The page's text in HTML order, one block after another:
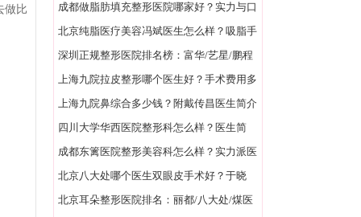
做比
成都做脂肪填充整形医院哪家好？实力与口
碑并存医院一览
北京纯脂医疗美容冯斌医生怎么样？吸脂手
术价格：20000元起/单部位
深圳正规整形医院排名榜：富华/艺星/鹏程
等口碑技术好！
上海九院拉皮整形哪个医生好？手术费用多
少?价格，口碑一览
上海九院鼻综合多少钱？附戴传昌医生简介
+预约攻略及价格
四川大学华西医院整形科怎么样？医生简
介/价目表值得一看
成都东篱医院整形美容科怎么样？实力派医
院,附地址/价格表
北京八大处哪个医生双眼皮手术好？于晓
波/王太玲技术都不错
北京耳朵整形医院排名：丽都/八大处/煤医